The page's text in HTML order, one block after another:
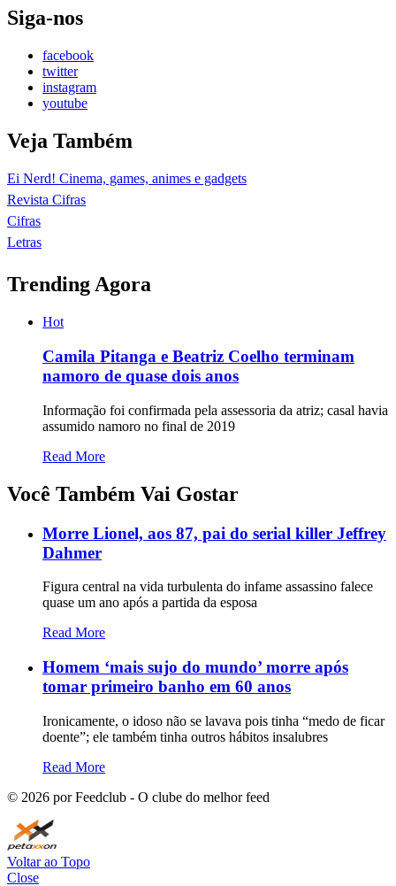
Siga-nos
facebook
twitter
instagram
youtube
Veja Também
Ei Nerd! Cinema, games, animes e gadgets
Revista Cifras
Cifras
Letras
Trending Agora
Hot
Camila Pitanga e Beatriz Coelho terminam
namoro de quase dois anos
Informação foi confirmada pela assessoria da atriz; casal havia
assumido namoro no final de 2019
Read More
Você Também Vai Gostar
Morre Lionel, aos 87, pai do serial killer Jeffrey
Dahmer
Figura central na vida turbulenta do infame assassino falece
quase um ano após a partida da esposa
Read More
Homem ‘mais sujo do mundo’ morre após
tomar primeiro banho em 60 anos
Ironicamente, o idoso não se lavava pois tinha “medo de ficar
doente”; ele também tinha outros hábitos insalubres
Read More
© 2026 por Feedclub - O clube do melhor feed
Voltar ao Topo
Close